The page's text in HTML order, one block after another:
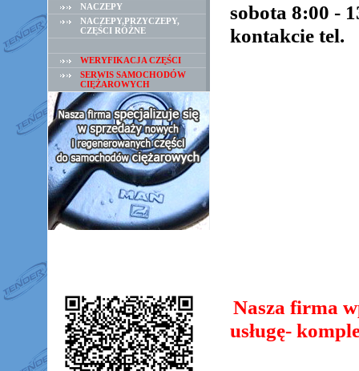
NACZEPY
NACZEPY,PRZYCZEPY,
CZĘŚCI RÓŻNE
WERYFIKACJA CZĘŚCI
SERWIS SAMOCHODÓW
CIĘŻAROWYCH
sobota 8:00 -
kontakcie tel.
Nasza firma
usługę-